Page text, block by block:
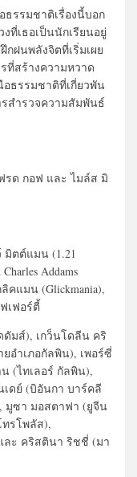
ธรรมชาติเรื่องนี้บอก
ที่เธอเป็นนักเรียนอยู่
กฝนพลังจิตที่เริ่มเผย
ที่สร้างความหวาด
อธรรมชาติที่เกี่ยวพัน
รสำรวจความสัมพันธ์
รด กอฟ และ ไมล์ส มิ
ตต์แมน (1.21
Addams
คแมน (Glickmania),
เฟอร์ตี้
ดัมส์), เกว็นโดลีน คริ
อำเภอกัลพิน), เพอร์ซี่
(ไทเลอร์ กัลพิน),
ดย์ (บิอันกา บาร์คลี
มูซา มอสตาฟา (ยูจีน
ทรโพลัส),
ละ คริสตินา ริชชี่ (มา